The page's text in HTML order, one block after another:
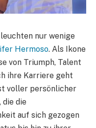
nur wenige
Hermoso. Als Ikone
von Triumph, Talent
ihre Karriere geht
voller persönlicher
die die
auf sich gezogen